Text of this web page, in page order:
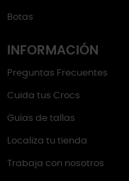
Botas
INFORMACIÓN
Preguntas Frecuentes
Cuida tus Crocs
Guías de tallas
Localiza tu tienda
Trabaja con nosotros